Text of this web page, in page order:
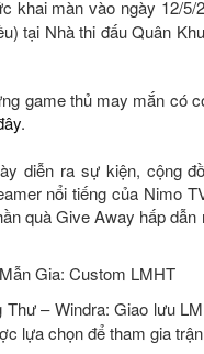
khai màn vào ngày 12/
tại Nhà thi đấu Quân
game thủ may mắn có
.
diễn ra sự kiện, cộng
nổi tiếng của Nimo
quà Give Away hấp
Gia: Custom LMHT
– Windra: Giao lưu
lựa chọn để tham gia